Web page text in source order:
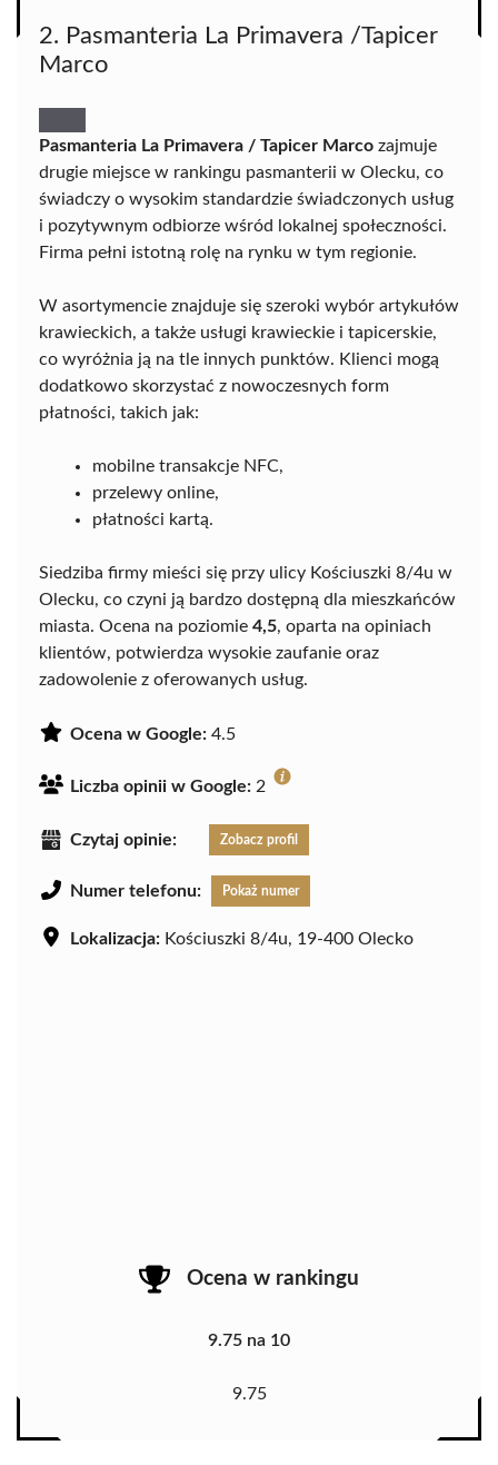
2. Pasmanteria La Primavera /Tapicer
Marco
Pasmanteria La Primavera / Tapicer Marco zajmuje
drugie miejsce w rankingu pasmanterii w Olecku, co
świadczy o wysokim standardzie świadczonych usług
i pozytywnym odbiorze wśród lokalnej społeczności.
Firma pełni istotną rolę na rynku w tym regionie.
W asortymencie znajduje się szeroki wybór artykułów
krawieckich, a także usługi krawieckie i tapicerskie,
co wyróżnia ją na tle innych punktów. Klienci mogą
dodatkowo skorzystać z nowoczesnych form
płatności, takich jak:
mobilne transakcje NFC,
przelewy online,
płatności kartą.
Siedziba firmy mieści się przy ulicy Kościuszki 8/4u w
Olecku, co czyni ją bardzo dostępną dla mieszkańców
miasta. Ocena na poziomie 4,5, oparta na opiniach
klientów, potwierdza wysokie zaufanie oraz
zadowolenie z oferowanych usług.
Ocena w Google: 4.5
Liczba opinii w Google: 2
Czytaj opinie: Zobacz profil
Numer telefonu: Pokaż numer
Lokalizacja: Kościuszki 8/4u, 19-400 Olecko
Ocena w rankingu
9.75 na 10
9.75